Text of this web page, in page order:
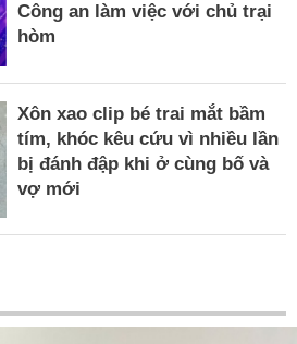
Công an làm việc với chủ trại
hòm
Xôn xao clip bé trai mắt bầm
tím, khóc kêu cứu vì nhiều lần
bị đánh đập khi ở cùng bố và
vợ mới